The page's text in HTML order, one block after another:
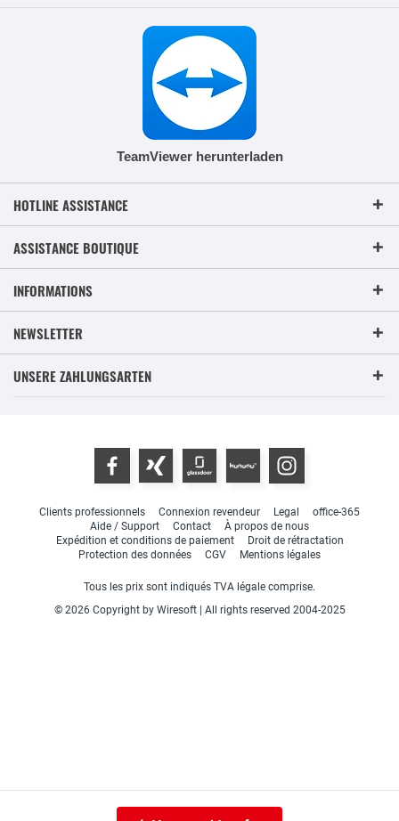
TeamViewer herunterladen
HOTLINE ASSISTANCE
ASSISTANCE BOUTIQUE
INFORMATIONS
NEWSLETTER
UNSERE ZAHLUNGSARTEN
Clients professionnels Connexion revendeur Legal
office-365
Aide / Support
Contact
À propos de nous
Expédition et conditions de paiement
Droit de rétractation
Protection des données
CGV Mentions légales
Tous les prix sont indiqués TVA légale comprise.
© 2026 Copyright by Wiresoft | All rights reserved 2004-2025